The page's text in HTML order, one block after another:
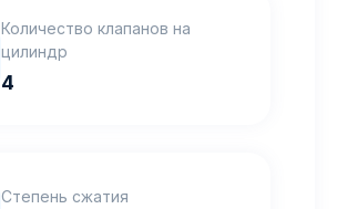
Количество клапанов на
цилиндр
4
Степень сжатия